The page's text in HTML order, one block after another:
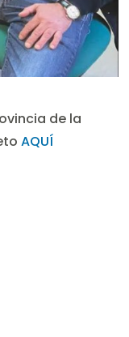
de la
AQUÍ